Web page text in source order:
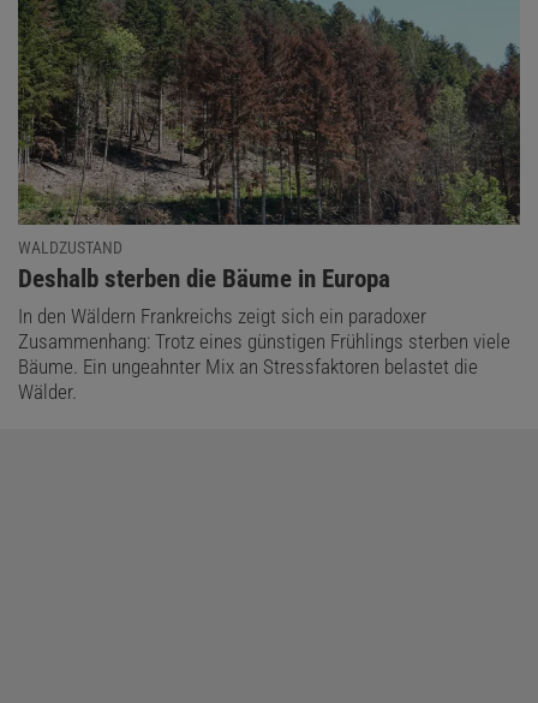
WALDZUSTAND
:
Deshalb sterben die Bäume in Europa
In den Wäldern Frankreichs zeigt sich ein paradoxer
Zusammenhang: Trotz eines günstigen Frühlings sterben viele
Bäume. Ein ungeahnter Mix an Stressfaktoren belastet die
Wälder.